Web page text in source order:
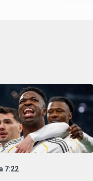
7:22